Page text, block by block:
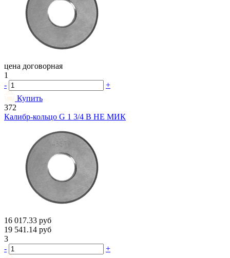
цена договорная
1
-
+
Купить
372
Калибр-кольцо G 1 3/4 В НЕ МИК
16 017.33 руб
19 541.14 руб
3
-
+